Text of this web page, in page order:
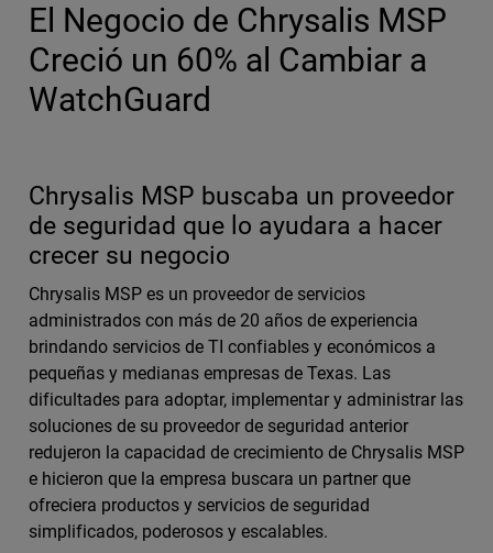
El Negocio de Chrysalis MSP
Creció un 60% al Cambiar a
WatchGuard
Chrysalis MSP buscaba un proveedor
de seguridad que lo ayudara a hacer
crecer su negocio
Chrysalis MSP es un proveedor de servicios
administrados con más de 20 años de experiencia
brindando servicios de TI confiables y económicos a
pequeñas y medianas empresas de Texas. Las
dificultades para adoptar, implementar y administrar las
soluciones de su proveedor de seguridad anterior
redujeron la capacidad de crecimiento de Chrysalis MSP
e hicieron que la empresa buscara un partner que
ofreciera productos y servicios de seguridad
simplificados, poderosos y escalables.